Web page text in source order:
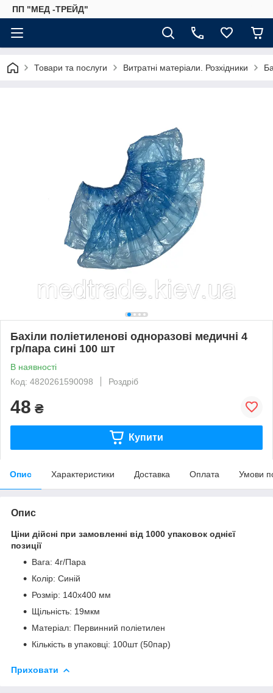
ПП "МЕД -ТРЕЙД"
Товари та послуги Витратні матеріали. Розхідники
Бахіли поліетиленові одноразові медичні 4
гр/пара сині 100 шт
В наявності
Код: 4820261590098
Роздріб
48 ₴
Купити
Опис Характеристики Доставка Оплата Умови
Опис
Ціни дійсні при замовленні від 1000 упаковок однієї
позиції
Вага: 4г/Пара
Колір: Синій
Розмір: 140х400 мм
Щільність: 19мкм
Матеріал: Первинний поліетилен
Кількість в упаковці: 100шт (50пар)
Приховати